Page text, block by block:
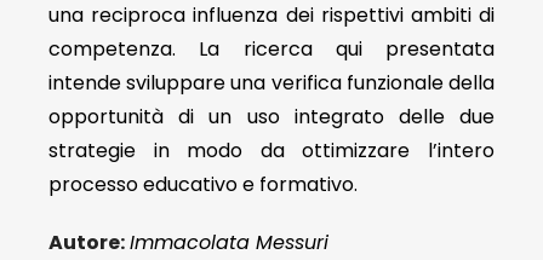
una reciproca influenza dei rispettivi ambiti di
competenza. La ricerca qui presentata
intende sviluppare una verifica funzionale della
opportunità di un uso integrato delle due
strategie in modo da ottimizzare l’intero
processo educativo e formativo.
Autore:Immacolata Messuri